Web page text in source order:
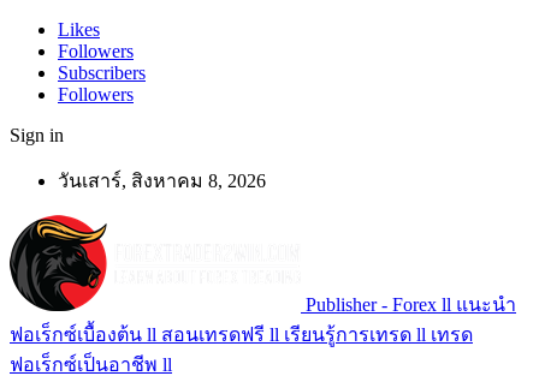
Likes
Followers
Subscribers
Followers
Sign in
วันเสาร์, สิงหาคม 8, 2026
Publisher - Forex ll แนะนำ
ฟอเร็กซ์เบื้องต้น ll สอนเทรดฟรี ll เรียนรู้การเทรด ll เทรด
ฟอเร็กซ์เป็นอาชีพ ll